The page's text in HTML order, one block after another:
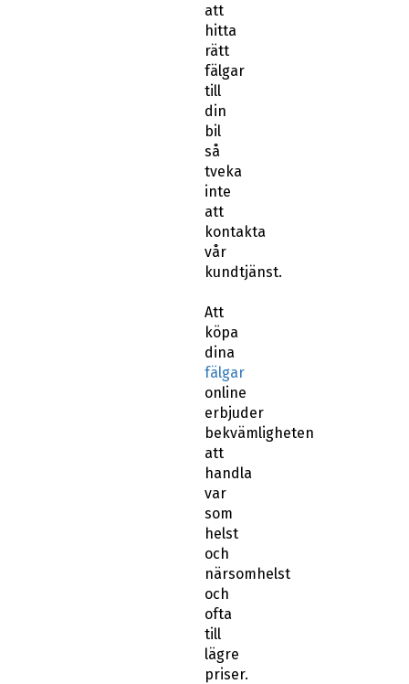
att
hitta
rätt
fälgar
till
din
bil
så
tveka
inte
att
kontakta
vår
kundtjänst.
Att
köpa
dina
fälgar
online
erbjuder
bekvämligheten
att
handla
var
som
helst
och
närsomhelst
och
ofta
till
lägre
priser.